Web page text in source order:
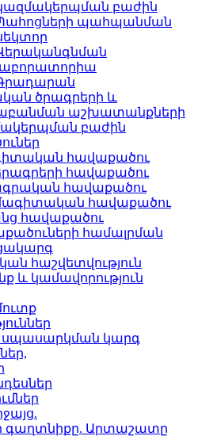
բաժին
պահպանման
ծրագրերի և
աշխատանքների
բաժին
հավաքածու
հավաքածու
հավաքածու
հավաքածու
հավաքածու
համալրման
հաշվետվություն
և կամավորություն
սպասարկման կարգ
գաղտնիքը. Արտաշատը